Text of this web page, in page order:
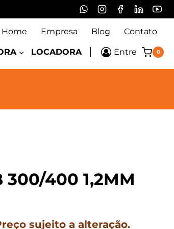
Home Empresa Blog Contato
LOCADORA Entre 0
300/400 1,2MM
sujeito a alteração.